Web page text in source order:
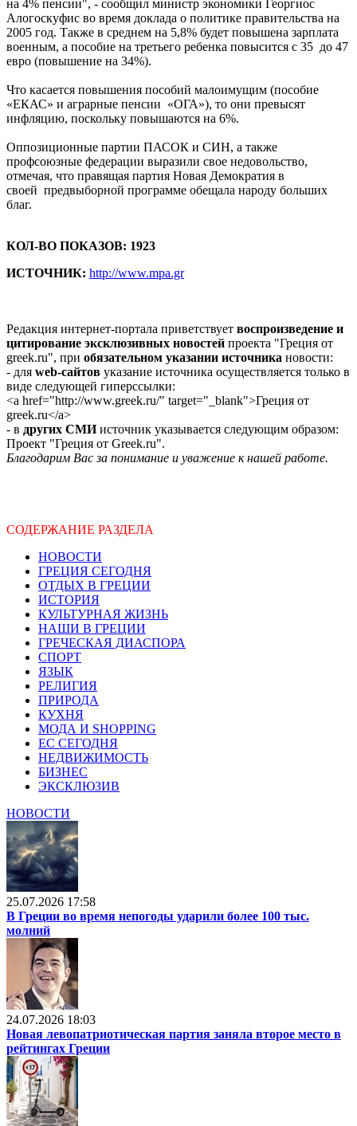
на 4% пенсии", - сообщил министр экономики Георгиос
Алогоскуфис во время доклада о политике правительства на
2005 год. Также в среднем на 5,8% будет повышена зарплата
военным, а пособие на третьего ребенка повысится с 35 до 47
евро (повышение на 34%).
Что касается повышения пособий малоимущим (пособие
«ЕКАС» и аграрные пенсии «ОГА»), то они превысят
инфляцию, поскольку повышаются на 6%.
Оппозиционные партии ПАСОК и СИН, а также
профсоюзные федерации выразили свое недовольство,
отмечая, что правящая партия Новая Демократия в
своей предвыборной программе обещала народу больших
благ.
КОЛ-ВО ПОКАЗОВ: 1923
ИСТОЧНИК: http://www.mpa.gr
Редакция интернет-портала приветствует воспроизведение и
цитирование эксклюзивных новостей проекта "Греция от
greek.ru", при обязательном указании источника новости:
- для web-сайтов указание источника осуществляется только в
виде следующей гиперссылки:
<a href="http://www.greek.ru/" target="_blank">Греция от
greek.ru</a>
- в других СМИисточник указывается следующим образом:
Проект "Греция от Greek.ru".
Благодарим Вас за понимание и уважение к нашей работе.
СОДЕРЖАНИЕ РАЗДЕЛА
НОВОСТИ
ГРЕЦИЯ СЕГОДНЯ
ОТДЫХ В ГРЕЦИИ
ИСТОРИЯ
КУЛЬТУРНАЯ ЖИЗНЬ
НАШИ В ГРЕЦИИ
ГРЕЧЕСКАЯ ДИАСПОРА
СПОРТ
ЯЗЫК
РЕЛИГИЯ
ПРИРОДА
КУХНЯ
МОДА И SHOPPING
ЕС СЕГОДНЯ
НЕДВИЖИМОСТЬ
БИЗНЕС
ЭКСКЛЮЗИВ
НОВОСТИ
25.07.2026 17:58
В Греции во время непогоды ударили более 100 тыс.
молний
24.07.2026 18:03
Новая левопатриотическая партия заняла второе место в
рейтингах Греции